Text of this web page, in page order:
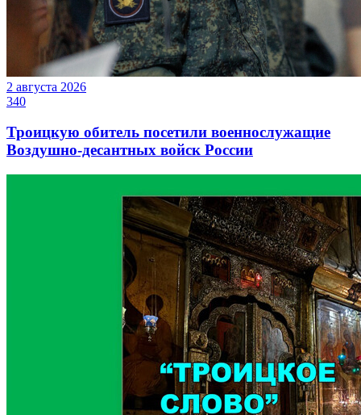
2 августа 2026
340
Троицкую обитель посетили военнослужащие
Воздушно-десантных войск России